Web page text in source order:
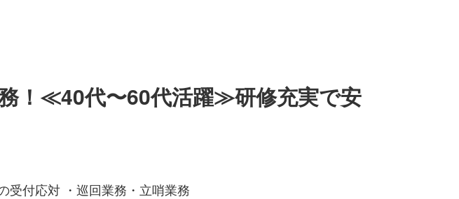
！≪40代〜60代活躍≫研修充実で安
受付応対 ・巡回業務・立哨業務